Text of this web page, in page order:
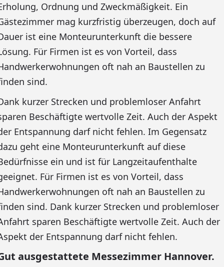
Ordnung und Zweckmäßigkeit. Ein
mag kurzfristig überzeugen, doch auf
ist eine Monteurunterkunft die bessere
Für Firmen ist es von Vorteil, dass
oft nah an Baustellen zu
sind.
kurzer Strecken und problemloser Anfahrt
Beschäftigte wertvolle Zeit. Auch der Aspekt
Entspannung darf nicht fehlen. Im Gegensatz
geht eine Monteurunterkunft auf diese
ein und ist für Langzeitaufenthalte
Für Firmen ist es von Vorteil, dass
oft nah an Baustellen zu
sind. Dank kurzer Strecken und problemloser
sparen Beschäftigte wertvolle Zeit. Auch der
der Entspannung darf nicht fehlen.
ausgestattete Messezimmer Hannover.